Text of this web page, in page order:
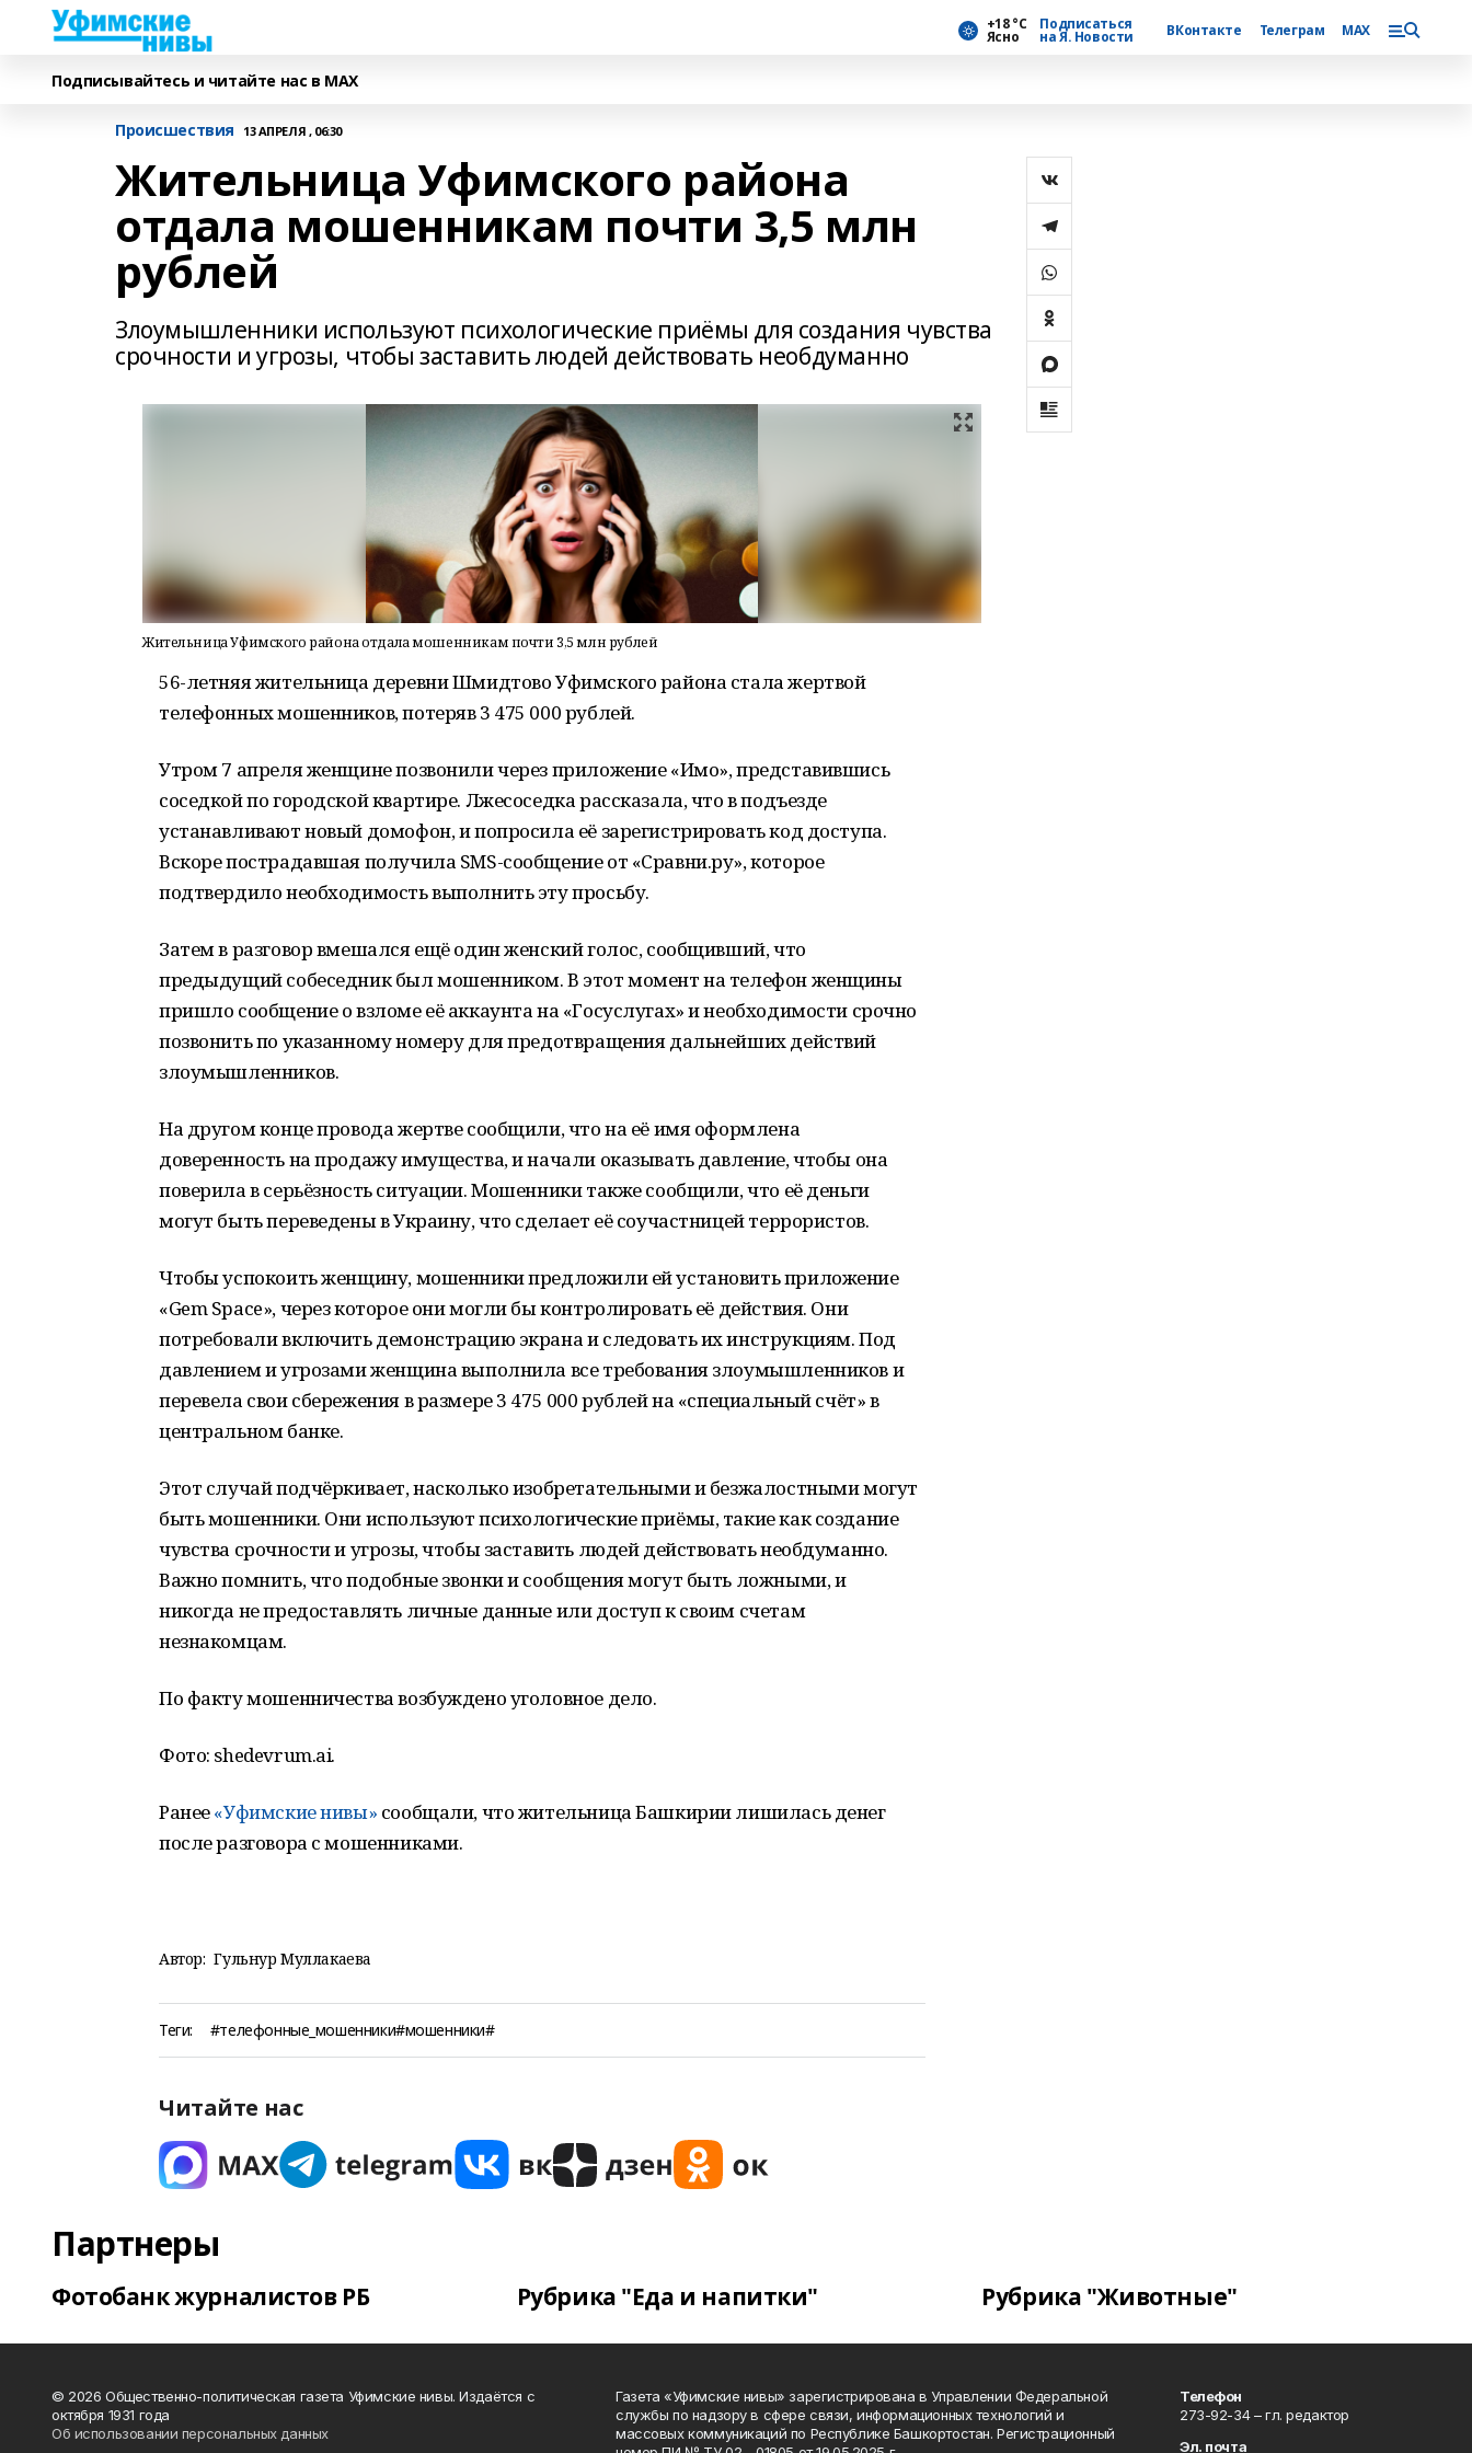
+18 °С
Ясно
Подписаться
на Я. Новости ВКонтакте Телеграм MAX
Подписывайтесь и читайте нас в MAX
Происшествия 13 АПРЕЛЯ , 06:30
Жительница Уфимского района
отдала мошенникам почти 3,5 млн
рублей
Злоумышленники используют психологические приёмы для создания чувства
срочности и угрозы, чтобы заставить людей действовать необдуманно
Жительница Уфимского района отдала мошенникам почти 3,5 млн рублей
56-летняя жительница деревни Шмидтово Уфимского района стала жертвой
телефонных мошенников, потеряв 3 475 000 рублей.
Утром 7 апреля женщине позвонили через приложение «Имо», представившись
соседкой по городской квартире. Лжесоседка рассказала, что в подъезде
устанавливают новый домофон, и попросила её зарегистрировать код доступа.
Вскоре пострадавшая получила SMS-сообщение от «Сравни.ру», которое
подтвердило необходимость выполнить эту просьбу.
Затем в разговор вмешался ещё один женский голос, сообщивший, что
предыдущий собеседник был мошенником. В этот момент на телефон женщины
пришло сообщение о взломе её аккаунта на «Госуслугах» и необходимости срочно
позвонить по указанному номеру для предотвращения дальнейших действий
злоумышленников.
На другом конце провода жертве сообщили, что на её имя оформлена
доверенность на продажу имущества, и начали оказывать давление, чтобы она
поверила в серьёзность ситуации. Мошенники также сообщили, что её деньги
могут быть переведены в Украину, что сделает её соучастницей террористов.
Чтобы успокоить женщину, мошенники предложили ей установить приложение
«Gem Space», через которое они могли бы контролировать её действия. Они
потребовали включить демонстрацию экрана и следовать их инструкциям. Под
давлением и угрозами женщина выполнила все требования злоумышленников и
перевела свои сбережения в размере 3 475 000 рублей на «специальный счёт» в
центральном банке.
Этот случай подчёркивает, насколько изобретательными и безжалостными могут
быть мошенники. Они используют психологические приёмы, такие как создание
чувства срочности и угрозы, чтобы заставить людей действовать необдуманно.
Важно помнить, что подобные звонки и сообщения могут быть ложными, и
никогда не предоставлять личные данные или доступ к своим счетам
незнакомцам.
По факту мошенничества возбуждено уголовное дело.
Фото: shedevrum.ai.
Ранее«Уфимские нивы» сообщали, что жительница Башкирии лишилась денег
после разговора с мошенниками.
Автор: Гульнур Муллакаева
Теги: #телефонные_мошенники#мошенники#
Читайте нас
Партнеры
Фотобанк журналистов РБ Рубрика "Еда и напитки" Рубрика "Животные"
© 2026 Общественно-политическая газета Уфимские нивы. Издаётся с
октября 1931 года
Об использовании персональных данных
Газета «Уфимские нивы» зарегистрирована в Управлении Федеральной
службы по надзору в сфере связи, информационных технологий и
массовых коммуникаций по Республике Башкортостан. Регистрационный
Телефон
273-92-34 – гл. редактор
Эл. почта